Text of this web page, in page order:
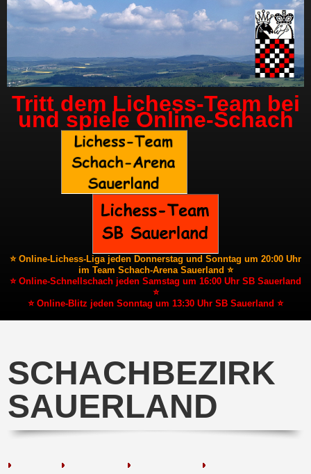
Tritt dem Lichess-Team bei
und spiele Online-Schach
⭐ Online-Lichess-Liga jeden Donnerstag und Sonntag um 20:00 Uhr
im Team Schach-Arena Sauerland ⭐
⭐ Online-Schnellschach jeden Samstag um 16:00 Uhr SB Sauerland
⭐
⭐ Online-Blitz jeden Sonntag um 13:30 Uhr SB Sauerland ⭐
SCHACHBEZIRK
SAUERLAND